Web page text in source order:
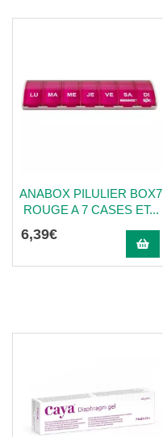
ANABOX PILULIER BOX7
ROUGE A 7 CASES ET...
6,39€